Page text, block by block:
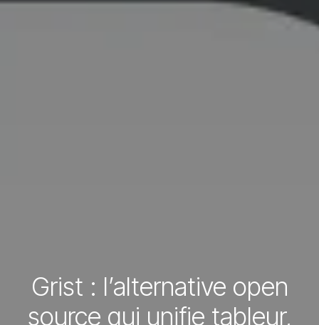
Grist : l’alternative open
source qui unifie tableur,